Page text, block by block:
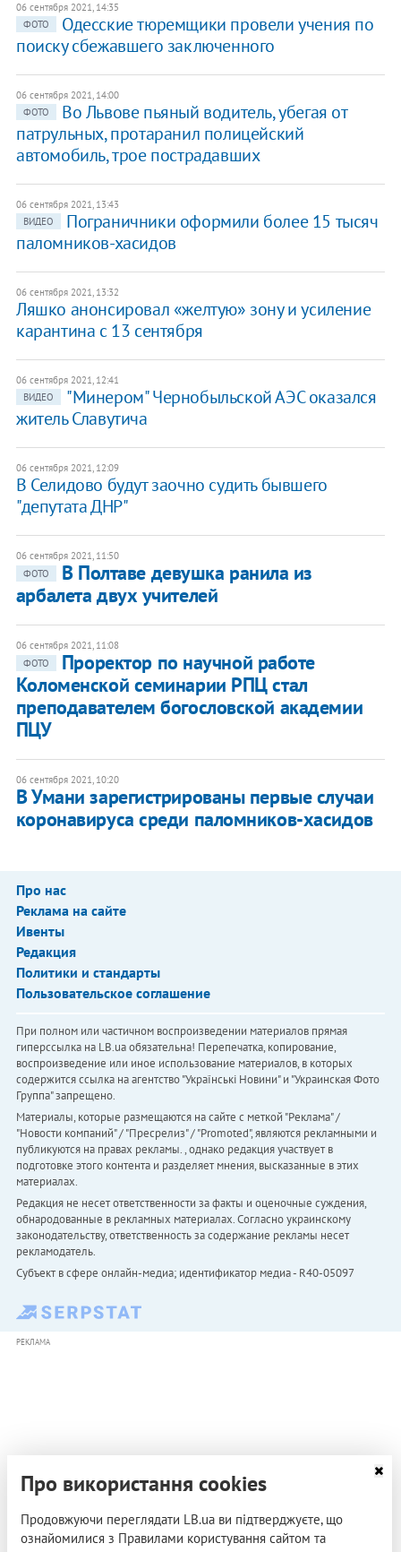
06 сентября 2021, 14:35
ФОТО
Одесские тюремщики провели учения по
поиску сбежавшего заключенного
06 сентября 2021, 14:00
ФОТО
Во Львове пьяный водитель, убегая от
патрульных, протаранил полицейский
автомобиль, трое пострадавших
06 сентября 2021, 13:43
ВИДЕО
Пограничники оформили более 15 тысяч
паломников-хасидов
06 сентября 2021, 13:32
Ляшко анонсировал «желтую» зону и усиление
карантина с 13 сентября
06 сентября 2021, 12:41
ВИДЕО
"Минером" Чернобыльской АЭС оказался
житель Славутича
06 сентября 2021, 12:09
В Селидово будут заочно судить бывшего
"депутата ДНР"
06 сентября 2021, 11:50
ФОТО
В Полтаве девушка ранила из
арбалета двух учителей
06 сентября 2021, 11:08
ФОТО
Проректор по научной работе
Коломенской семинарии РПЦ стал
преподавателем богословской академии
ПЦУ
06 сентября 2021, 10:20
В Умани зарегистрированы первые случаи
коронавируса среди паломников-хасидов
Про нас
Реклама на сайте
Ивенты
Редакция
Политики и стандарты
Пользовательское соглашение
При полном или частичном воспроизведении материалов прямая
гиперссылка на LB.ua обязательна! Перепечатка, копирование,
воспроизведение или иное использование материалов, в которых
содержится ссылка на агентство "Українськi Новини" и "Украинская Фото
Группа" запрещено.
Материалы, которые размещаются на сайте с меткой "Реклама" /
"Новости компаний" / "Пресрелиз" / "Promoted", являются рекламными и
публикуются на правах рекламы. , однако редакция участвует в
подготовке этого контента и разделяет мнения, высказанные в этих
материалах.
Редакция не несет ответственности за факты и оценочные суждения,
обнародованные в рекламных материалах. Согласно украинскому
законодательству, ответственность за содержание рекламы несет
рекламодатель.
Субъект в сфере онлайн-медиа; идентификатор медиа - R40-05097
РЕКЛАМА
Про використання cookies
Продовжуючи переглядати LB.ua ви підтверджуєте, що
ознайомилися з Правилами користування сайтом та